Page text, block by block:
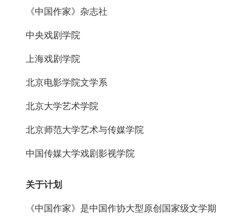
《中国作家》杂志社
中央戏剧学院
上海戏剧学院
北京电影学院文学系
北京大学艺术学院
北京师范大学艺术与传媒学院
中国传媒大学戏剧影视学院
关于计划
《中国作家》是中国作协大型原创国家级文学期